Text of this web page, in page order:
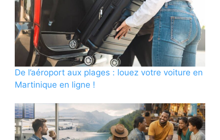
De l’aéroport aux plages : louez votre voiture en
Martinique en ligne !